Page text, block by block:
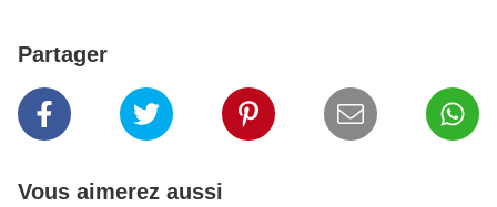
Partager
Vous aimerez aussi